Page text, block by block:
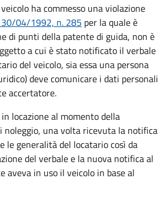
ha commesso una violazione
04/1992, n. 285 per la quale è
di punti della patente di guida, non è
a cui è stato notificato il verbale
del veicolo, sia essa una persona
deve comunicare i dati personali
accertatore.
locazione al momento della
noleggio, una volta ricevuta la notifica
le generalità del locatario così da
del verbale e la nuova notifica al
aveva in uso il veicolo in base al